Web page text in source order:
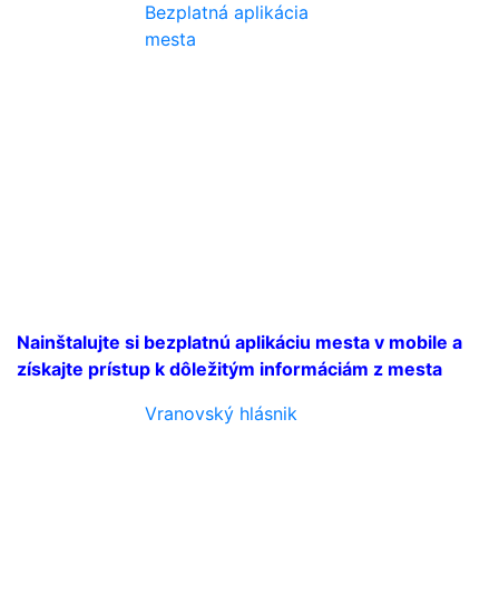
Bezplatná aplikácia
mesta
Nainštalujte si bezplatnú aplikáciu mesta v mobile a
získajte prístup k dôležitým informáciám z mesta
Vranovský hlásnik